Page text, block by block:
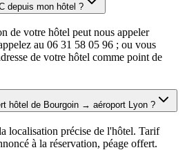
depuis mon hôtel ?
de votre hôtel peut nous appeler
au 06 31 58 05 96 ; ou vous
de votre hôtel comme point de
hôtel de Bourgoin → aéroport Lyon ?
localisation précise de l'hôtel. Tarif
à la réservation, péage offert.